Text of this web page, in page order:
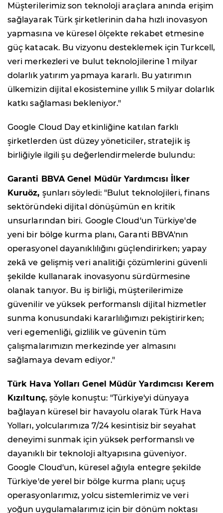
Müşterilerimiz son teknoloji araçlara anında erişim
sağlayarak Türk şirketlerinin daha hızlı inovasyon
yapmasına ve küresel ölçekte rekabet etmesine
güç katacak. Bu vizyonu desteklemek için Turkcell,
veri merkezleri ve bulut teknolojilerine 1 milyar
dolarlık yatırım yapmaya kararlı. Bu yatırımın
ülkemizin dijital ekosistemine yıllık 5 milyar dolarlık
katkı sağlaması bekleniyor."
Google Cloud Day etkinliğine katılan farklı
şirketlerden üst düzey yöneticiler, stratejik iş
birliğiyle ilgili şu değerlendirmelerde bulundu:
Garanti BBVA Genel Müdür Yardımcısı İlker
Kuruöz, şunları söyledi: "Bulut teknolojileri, finans
sektöründeki dijital dönüşümün en kritik
unsurlarından biri. Google Cloud'un Türkiye'de
yeni bir bölge kurma planı, Garanti BBVA'nın
operasyonel dayanıklılığını güçlendirirken; yapay
zekâ ve gelişmiş veri analitiği çözümlerini güvenli
şekilde kullanarak inovasyonu sürdürmesine
olanak tanıyor. Bu iş birliği, müşterilerimize
güvenilir ve yüksek performanslı dijital hizmetler
sunma konusundaki kararlılığımızı pekiştirirken;
veri egemenliği, gizlilik ve güvenin tüm
çalışmalarımızın merkezinde yer almasını
sağlamaya devam ediyor."
Türk Hava Yolları Genel Müdür Yardımcısı Kerem
Kızıltunç, şöyle konuştu: "Türkiye'yi dünyaya
bağlayan küresel bir havayolu olarak Türk Hava
Yolları, yolcularımıza 7/24 kesintisiz bir seyahat
deneyimi sunmak için yüksek performanslı ve
dayanıklı bir teknoloji altyapısına güveniyor.
Google Cloud'un, küresel ağıyla entegre şekilde
Türkiye'de yerel bir bölge kurma planı; uçuş
operasyonlarımız, yolcu sistemlerimiz ve veri
yoğun uygulamalarımız için bir dönüm noktası